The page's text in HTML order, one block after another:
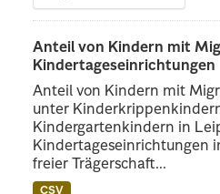
Anteil von Kindern mit
Kindertageseinrichtungen
Anteil von Kindern mit
unter
Kindergartenkindern in
Kindertageseinrichtungen
freier Trägerschaft...
CSV